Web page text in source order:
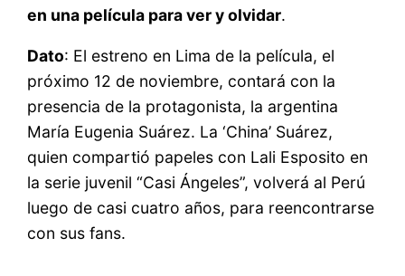
en una película para ver y olvidar.
Dato: El estreno en Lima de la película, el
próximo 12 de noviembre, contará con la
presencia de la protagonista, la argentina
María Eugenia Suárez. La ‘China’ Suárez,
quien compartió papeles con Lali Esposito en
la serie juvenil “Casi Ángeles”, volverá al Perú
luego de casi cuatro años, para reencontrarse
con sus fans.